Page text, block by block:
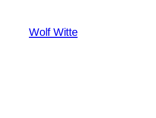
Inhalt
springen
Wolf Witte